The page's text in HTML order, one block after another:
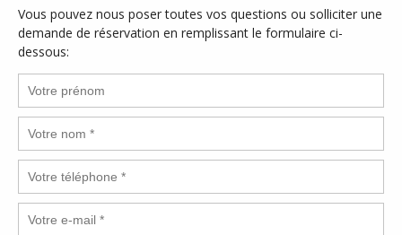
Vous pouvez nous poser toutes vos questions ou solliciter une
demande de réservation en remplissant le formulaire ci-
dessous: